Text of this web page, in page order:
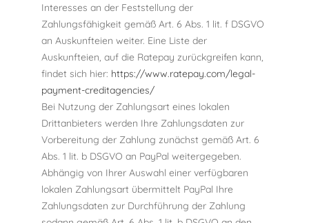
Interesses an der Feststellung der
Zahlungsfähigkeit gemäß Art. 6 Abs. 1 lit. f DSGVO
an Auskunfteien weiter. Eine Liste der
Auskunfteien, auf die Ratepay zurückgreifen kann,
findet sich hier: https://www.ratepay.com/legal-
payment-creditagencies/
Bei Nutzung der Zahlungsart eines lokalen
Drittanbieters werden Ihre Zahlungsdaten zur
Vorbereitung der Zahlung zunächst gemäß Art. 6
Abs. 1 lit. b DSGVO an PayPal weitergegeben.
Abhängig von Ihrer Auswahl einer verfügbaren
lokalen Zahlungsart übermittelt PayPal Ihre
Zahlungsdaten zur Durchführung der Zahlung